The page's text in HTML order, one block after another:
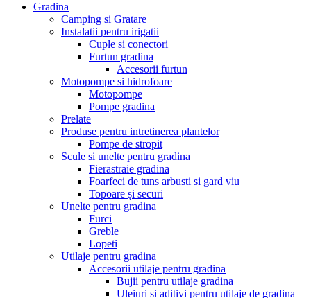
Gradina
Camping si Gratare
Instalatii pentru irigatii
Cuple si conectori
Furtun gradina
Accesorii furtun
Motopompe si hidrofoare
Motopompe
Pompe gradina
Prelate
Produse pentru intretinerea plantelor
Pompe de stropit
Scule si unelte pentru gradina
Fierastraie gradina
Foarfeci de tuns arbusti si gard viu
Topoare și securi
Unelte pentru gradina
Furci
Greble
Lopeti
Utilaje pentru gradina
Accesorii utilaje pentru gradina
Bujii pentru utilaje gradina
Uleiuri si aditivi pentru utilaje de gradina